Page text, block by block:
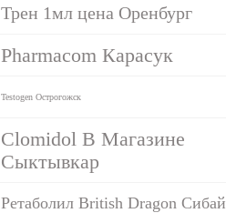
Трен 1мл цена Оренбург
Pharmacom Карасук
Testogen Острогожск
Clomidol В Магазине
Сыктывкар
Ретаболил British Dragon Сибай